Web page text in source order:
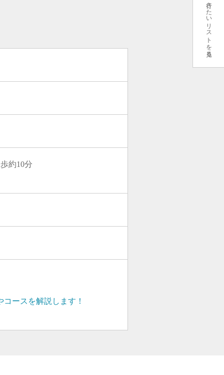
行きたいリストを見る
約10分
ースを解説します！